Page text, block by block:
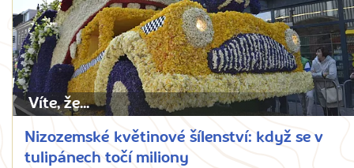
Víte, že...
Nizozemské květinové šílenství: když se v
tulipánech točí miliony